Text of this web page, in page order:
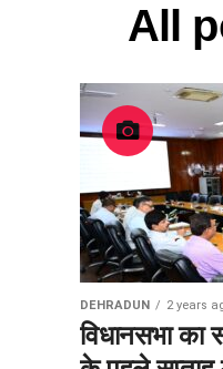
All
DEHRADUN 2 years
विधानसभा